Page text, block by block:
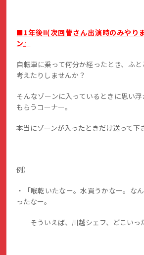
■1年後!!(次回菅さん出演時のみやり
ン』
自転車に乗って何分か経ったとき、ふ
考えたりしませんか？
そんなゾーンに入っているときに思い
もらうコーナー。
本当にゾーンが入ったときだけ送って下
例）
・「喉乾いたなー。水買うかなー。な
ったなー。
そういえば、川越シェフ、どこいっ